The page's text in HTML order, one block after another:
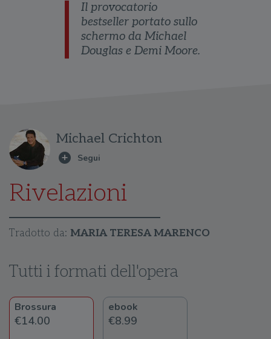
Il provocatorio
bestseller portato sullo
schermo da Michael
Douglas e Demi Moore.
Michael Crichton
Rivelazioni
Tradotto da: MARIA TERESA MARENCO
Tutti i formati dell'opera
Brossura
€14.00
ebook
€8.99